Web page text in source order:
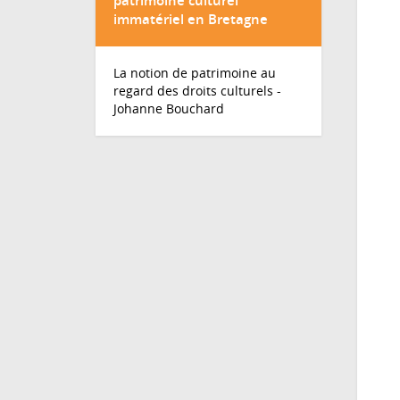
immatériel en Bretagne
La notion de patrimoine au
regard des droits culturels -
Johanne Bouchard